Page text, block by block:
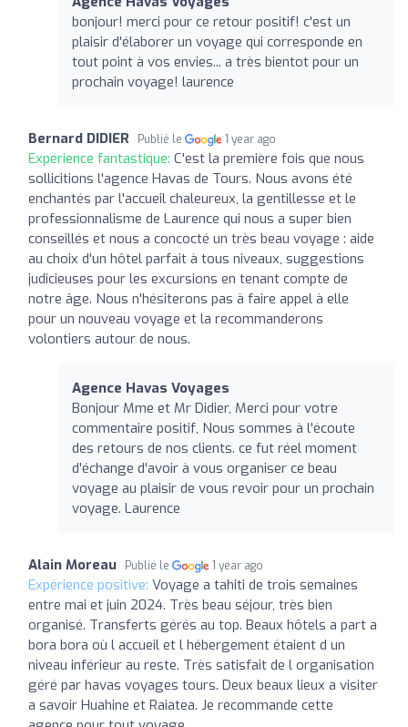
bonjour! merci pour ce retour positif! c'est un
plaisir d'élaborer un voyage qui corresponde en
tout point à vos envies... a très bientot pour un
prochain voyage! laurence
Bernard DIDIER Publié le 1 year ago
Expérience fantastique: C'est la première fois que nous
sollicitions l'agence Havas de Tours. Nous avons été
enchantés par l'accueil chaleureux, la gentillesse et le
professionnalisme de Laurence qui nous a super bien
conseillés et nous a concocté un très beau voyage : aide
au choix d'un hôtel parfait à tous niveaux, suggestions
judicieuses pour les excursions en tenant compte de
notre âge. Nous n'hésiterons pas à faire appel à elle
pour un nouveau voyage et la recommanderons
volontiers autour de nous.
Agence Havas Voyages
Bonjour Mme et Mr Didier, Merci pour votre
commentaire positif, Nous sommes à l'écoute
des retours de nos clients. ce fut réel moment
d'échange d'avoir à vous organiser ce beau
voyage au plaisir de vous revoir pour un prochain
voyage. Laurence
Alain Moreau Publié le 1 year ago
Expérience positive: Voyage a tahiti de trois semaines
entre mai et juin 2024. Très beau séjour, très bien
organisé. Transferts gérés au top. Beaux hôtels a part a
bora bora où l accueil et l hébergement étaient d un
niveau inférieur au reste. Très satisfait de l organisation
géré par havas voyages tours. Deux beaux lieux a visiter
a savoir Huahine et Raiatea. Je recommande cette